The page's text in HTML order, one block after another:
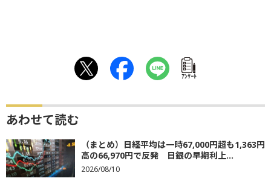
ｱﾝｹｰﾄ
あわせて読む
（まとめ）日経平均は一時67,000円超も1,363円
高の66,970円で反発 日銀の早期利上...
2026/08/10